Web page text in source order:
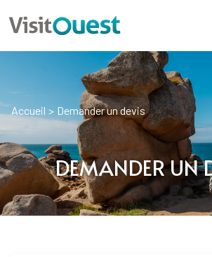
Accueil > Demander un devis
DEMANDER UN